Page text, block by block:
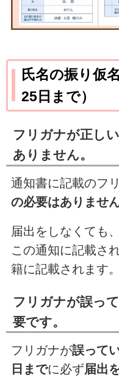
氏名の振り仮
25日まで）
フリガナが正し
ありません。
通知書に記載のフ
の必要はありませ
届出をしなくても
この通知に記載さ
籍に記載されます。
フリガナが誤っ
要です。
フリガナが誤って
日までに必ず届出